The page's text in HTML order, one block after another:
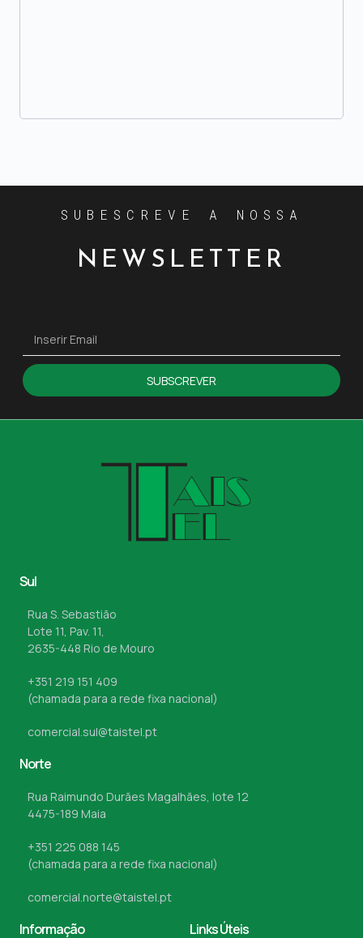
SUBESCREVE A NOSSA
NEWSLETTER
SUBSCREVER
Sul
Rua S. Sebastião
Lote 11, Pav. 11,
2635-448 Rio de Mouro
+351 219 151 409
(chamada para a rede fixa nacional)
comercial.sul@taistel.pt
Norte
Rua Raimundo Durães Magalhães, lote 12
4475-189 Maia
+351 225 088 145
(chamada para a rede fixa nacional)
comercial.norte@taistel.pt
Informação Links Úteis